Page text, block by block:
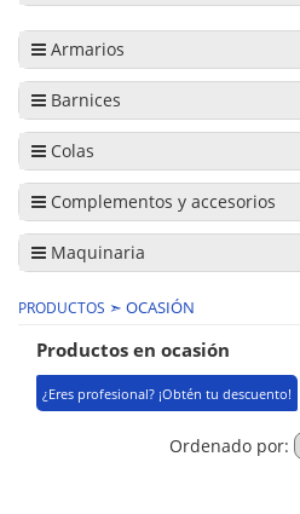
Armarios
Barnices
Colas
Complementos y accesorios
Maquinaria
PRODUCTOS ➣ OCASIÓN
Productos en ocasión
¿Eres profesional? ¡Obtén tu descuento!
Ordenado por: